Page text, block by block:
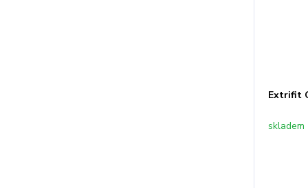
Extrifit
skladem